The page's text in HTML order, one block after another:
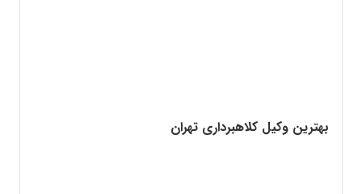
بهترین وکیل کلاهبرداری تهران